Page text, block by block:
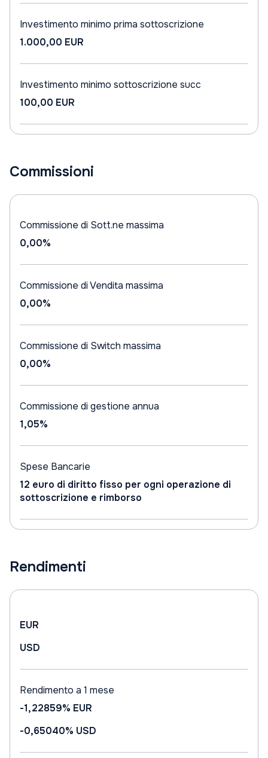
Investimento minimo prima sottoscrizione
1.000,00 EUR
Investimento minimo sottoscrizione succ
100,00 EUR
Commissioni
Commissione di Sott.ne massima
0,00%
Commissione di Vendita massima
0,00%
Commissione di Switch massima
0,00%
Commissione di gestione annua
1,05%
Spese Bancarie
12 euro di diritto fisso per ogni operazione di
sottoscrizione e rimborso
Rendimenti
EUR
USD
Rendimento a 1 mese
-1,22859% EUR
-0,65040% USD